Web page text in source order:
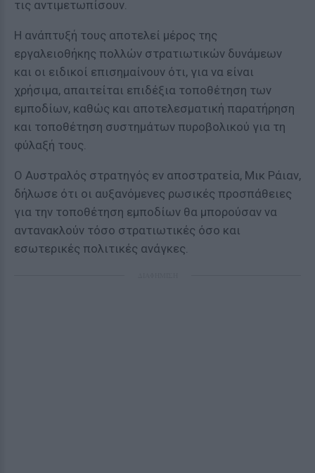
τις αντιμετωπίσουν.
Η ανάπτυξή τους αποτελεί μέρος της
εργαλειοθήκης πολλών στρατιωτικών δυνάμεων
και οι ειδικοί επισημαίνουν ότι, για να είναι
χρήσιμα, απαιτείται επιδέξια τοποθέτηση των
εμποδίων, καθώς και αποτελεσματική παρατήρηση
και τοποθέτηση συστημάτων πυροβολικού για τη
φύλαξή τους.
Ο Αυστραλός στρατηγός εν αποστρατεία, Μικ Ράιαν,
δήλωσε ότι οι αυξανόμενες ρωσικές προσπάθειες
για την τοποθέτηση εμποδίων θα μπορούσαν να
αντανακλούν τόσο στρατιωτικές όσο και
εσωτερικές πολιτικές ανάγκες.